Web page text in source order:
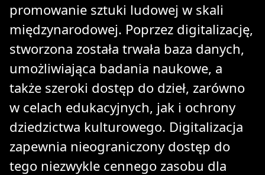
promowanie sztuki ludowej w skali
międzynarodowej. Poprzez digitalizację,
stworzona została trwała baza danych,
umożliwiająca badania naukowe, a
także szeroki dostęp do dzieł, zarówno
w celach edukacyjnych, jak i ochrony
dziedzictwa kulturowego. Digitalizacja
zapewnia nieograniczony dostęp do
tego niezwykle cennego zasobu dla